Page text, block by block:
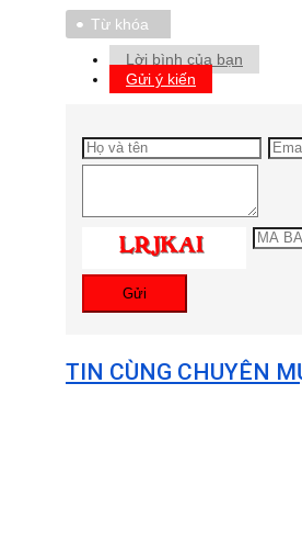
Từ khóa
Lời bình của bạn
Gửi ý kiến
Gửi
TIN CÙNG CHUYÊN